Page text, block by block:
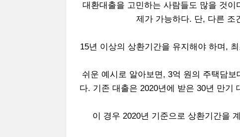
대환대출을 고민하는 사람들도 많을 것
제가 가능하다. 단, 다른 조
15년 이상의 상환기간을 유지해야 하며,
쉬운 예시로 알아보면, 3억 원의 주택담
다. 기존 대출은 2020년에 받은 30년 만기
이 경우 2020년 기준으로 상환기간을